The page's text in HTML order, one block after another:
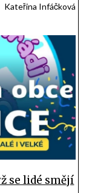
Kateřina Infáčková
se lidé smějí